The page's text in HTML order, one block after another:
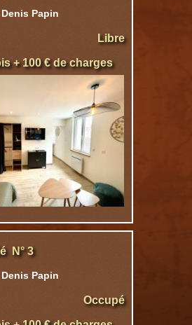
Papin
Libre
+ 100 € de charges
N° 3
Papin
Occupé